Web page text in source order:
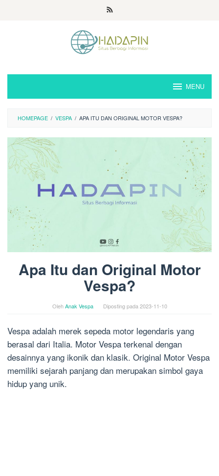
MENU
HOMEPAGE / VESPA / APA ITU DAN ORIGINAL MOTOR VESPA?
Apa Itu dan Original Motor
Vespa?
OlehAnak Vespa Diposting pada 2023-11-10
Vespa adalah merek sepeda motor legendaris yang
berasal dari Italia. Motor Vespa terkenal dengan
desainnya yang ikonik dan klasik. Original Motor Vespa
memiliki sejarah panjang dan merupakan simbol gaya
hidup yang unik.